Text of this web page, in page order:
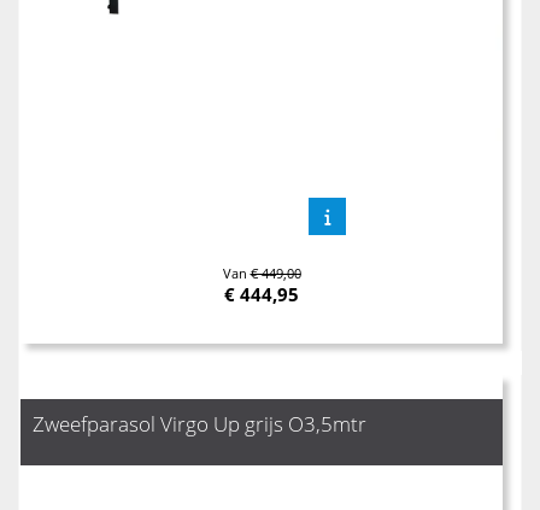
Van€ 449,00
€ 444,95
Zweefparasol Virgo Up grijs O3,5mtr